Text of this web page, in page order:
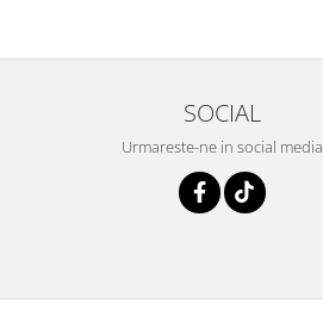
SOCIAL
Urmareste-ne in social media